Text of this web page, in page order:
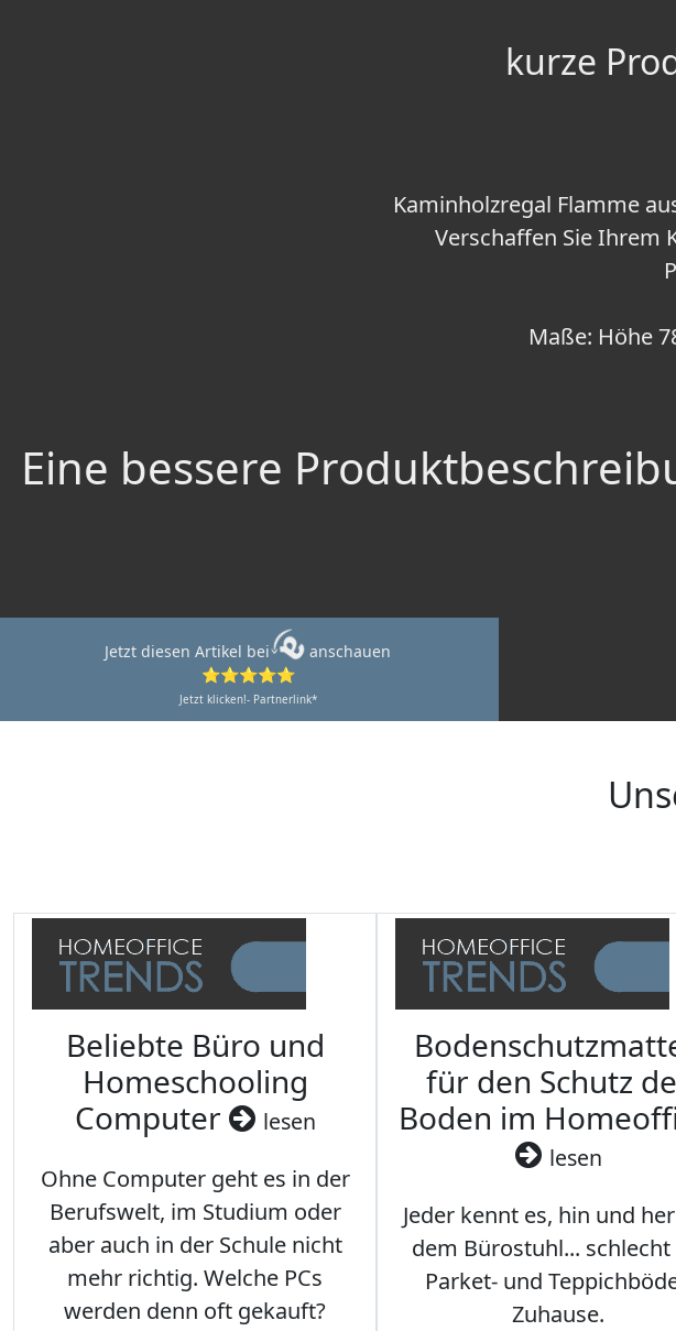
kurze
Kaminholzregal Flamme
Verschaffen Sie Ihrem
Maße: Höhe
Eine bessere
Jetzt diesen Artikel bei
anschauen
⭐⭐⭐⭐⭐
Jetzt klicken!- Partnerlink*
Beliebte Büro und
Homeschooling
Computer
lesen
Ohne Computer geht es in der
Berufswelt, im Studium oder
aber auch in der Schule nicht
mehr richtig. Welche PCs
werden denn oft gekauft?
für den Schutz
Boden im
lesen
Jeder kennt es, hin und
dem Bürostuhl...
Parket- und
Zuhause.